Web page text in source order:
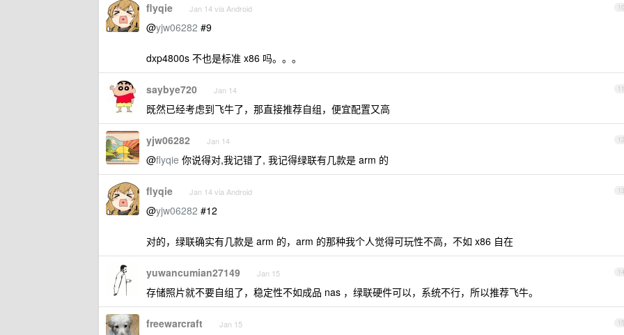
10
flyqie Jan 14 via Android
@yjw06282 #9
dxp4800s 不也是标准 x86 吗。。。
11
saybye720 Jan 14
既然已经考虑到飞牛了，那直接推荐自组，便宜配置又高
12
yjw06282 Jan 14
@flyqie 你说得对,我记错了, 我记得绿联有几款是 arm 的
13
flyqie Jan 14 via Android
@yjw06282 #12
对的，绿联确实有几款是 arm 的，arm 的那种我个人觉得可玩性不高，不如 x86 自在
14
yuwancumian27149 Jan 15
存储照片就不要自组了，稳定性不如成品 nas ，绿联硬件可以，系统不行，所以推荐飞牛。
15
freewarcraft Jan 15